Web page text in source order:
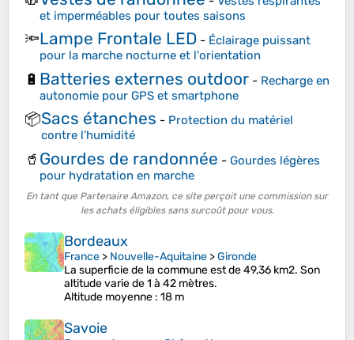
et imperméables pour toutes saisons
🔦Lampe Frontale LED - Éclairage puissant
pour la marche nocturne et l'orientation
🔋 Batteries externes outdoor - Recharge en
autonomie pour GPS et smartphone
📦Sacs étanches - Protection du matériel
contre l’humidité
🥤 Gourdes de randonnée - Gourdes légères
pour hydratation en marche
En tant que Partenaire Amazon, ce site perçoit une commission sur
les achats éligibles sans surcoût pour vous.
Bordeaux
France > Nouvelle-Aquitaine >Gironde
La superficie de la commune est de 49,36 km2. Son
altitude varie de 1 à 42 mètres.
Altitude moyenne : 18 m
Savoie